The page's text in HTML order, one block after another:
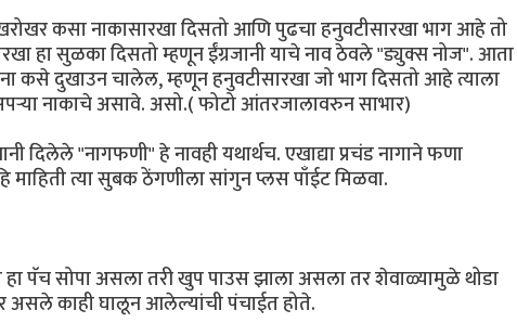
कसा नाकासारखा दिसतो आणि पुढचा हनुवटीसारखा भाग आहे तो
हा सुळका दिसतो म्हणून ईंग्रजानी याचे नाव ठेवले "ड्युक्स नोज". आता
कसे दुखाउन चालेल, म्हणून हनुवटीसारखा जो भाग दिसतो आहे त्याला
नाकाचे असावे. असो.( फोटो आंतरजालावरुन साभार)
दिलेले "नागफणी" हे नावही यथार्थच. एखाद्या प्रचंड नागाने फणा
माहिती त्या सुबक ठेंगणीला सांगुन प्लस पाँईट मिळवा.
पॅच सोपा असला तरी खुप पाउस झाला असला तर शेवाळ्यामुळे थोडा
असले काही घालून आलेल्यांची पंचाईत होते.